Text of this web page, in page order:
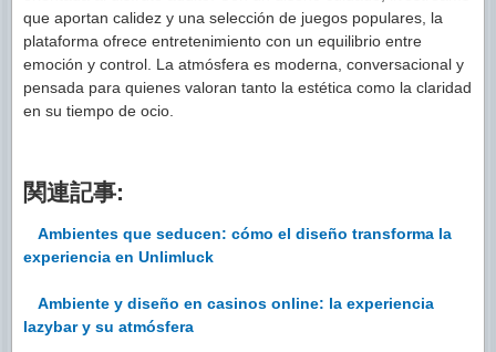
que aportan calidez y una selección de juegos populares, la
plataforma ofrece entretenimiento con un equilibrio entre
emoción y control. La atmósfera es moderna, conversacional y
pensada para quienes valoran tanto la estética como la claridad
en su tiempo de ocio.
関連記事:
Ambientes que seducen: cómo el diseño transforma la
experiencia en Unlimluck
Ambiente y diseño en casinos online: la experiencia
lazybar y su atmósfera